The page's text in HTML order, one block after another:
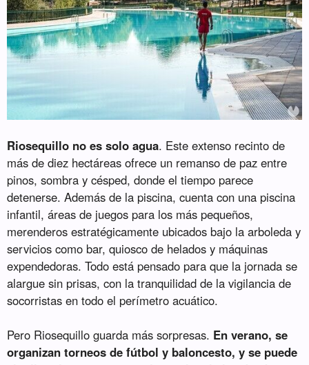
Riosequillo no es solo agua. Este extenso recinto de
más de diez hectáreas ofrece un remanso de paz entre
pinos, sombra y césped, donde el tiempo parece
detenerse. Además de la piscina, cuenta con una piscina
infantil, áreas de juegos para los más pequeños,
merenderos estratégicamente ubicados bajo la arboleda y
servicios como bar, quiosco de helados y máquinas
expendedoras. Todo está pensado para que la jornada se
alargue sin prisas, con la tranquilidad de la vigilancia de
socorristas en todo el perímetro acuático.
Pero Riosequillo guarda más sorpresas. En verano, se
organizan torneos de fútbol y baloncesto, y se puede